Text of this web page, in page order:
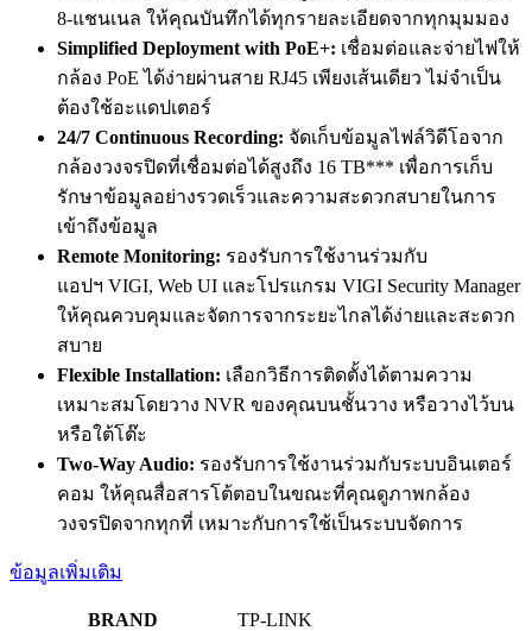
8-แชนเนล ให้คุณบันทึกได้ทุกรายละเอียดจากทุกมุมมอง
Simplified Deployment with PoE+: เชื่อมต่อและจ่ายไฟให้
กล้อง PoE ได้ง่ายผ่านสาย RJ45 เพียงเส้นเดียว ไม่จำเป็น
ต้องใช้อะแดปเตอร์
24/7 Continuous Recording: จัดเก็บข้อมูลไฟล์วิดีโอจาก
กล้องวงจรปิดที่เชื่อมต่อได้สูงถึง 16 TB*** เพื่อการเก็บ
รักษาข้อมูลอย่างรวดเร็วและความสะดวกสบายในการ
เข้าถึงข้อมูล
Remote Monitoring: รองรับการใช้งานร่วมกับ
แอปฯ VIGI, Web UI และโปรแกรม VIGI Security Manager
ให้คุณควบคุมและจัดการจากระยะไกลได้ง่ายและสะดวก
สบาย
Flexible Installation: เลือกวิธีการติดตั้งได้ตามความ
เหมาะสมโดยวาง NVR ของคุณบนชั้นวาง หรือวางไว้บน
หรือใต้โต๊ะ
Two-Way Audio: รองรับการใช้งานร่วมกับระบบอินเตอร์
คอม ให้คุณสื่อสารโต้ตอบในขณะที่คุณดูภาพกล้อง
วงจรปิดจากทุกที่ เหมาะกับการใช้เป็นระบบจัดการ
ข้อมูลเพิ่มเติม
BRAND TP-LINK